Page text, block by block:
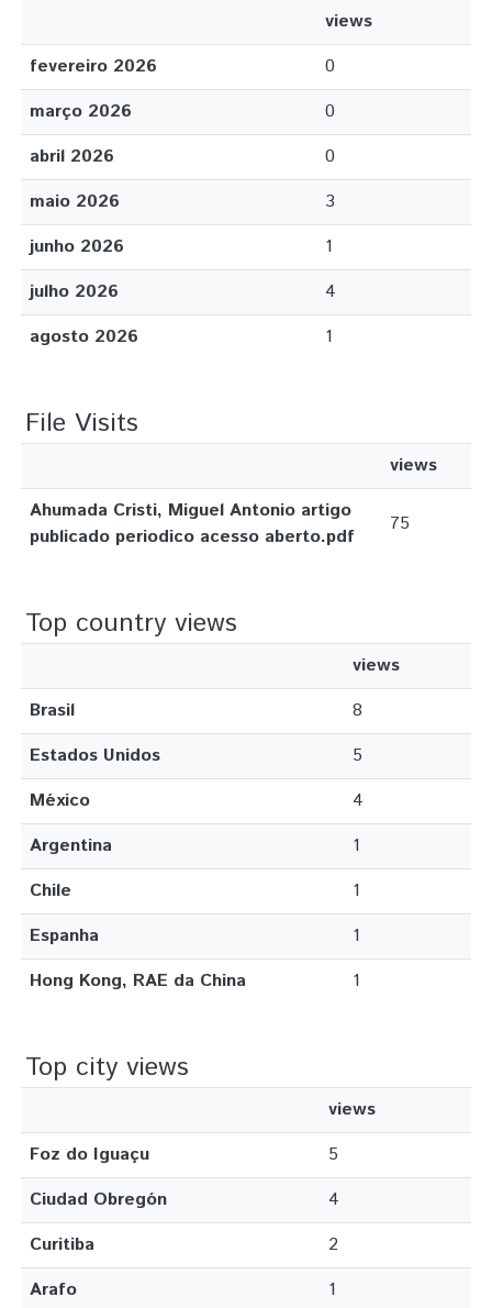
views
fevereiro 2026
0
março 2026
0
abril 2026
0
maio 2026
3
junho 2026
1
julho 2026
4
agosto 2026
1
File Visits
views
Ahumada Cristi, Miguel Antonio artigo
publicado periodico acesso aberto.pdf
75
Top country views
views
Brasil
8
Estados Unidos
5
México
4
Argentina
1
Chile
1
Espanha
1
Hong Kong, RAE da China
1
Top city views
views
Foz do Iguaçu
5
Ciudad Obregón
4
Curitiba
2
Arafo
1